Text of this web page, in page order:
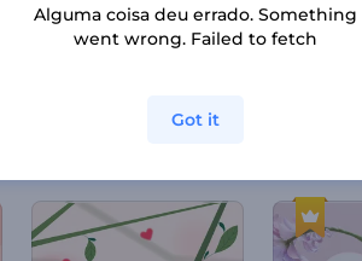
Alguma coisa deu errado. Something
went wrong. Failed to fetch
Got it